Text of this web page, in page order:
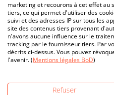
marketing et recourons à cet effet au
tiers, ce qui permet d'utiliser des
suivi et des adresses IP sur tous les
site des contenus tiers provenant
n'avons aucune influence sur le
tracking par le fournisseur tiers. Par
décrits ci-dessus. Vous pouvez
l'avenir. (Mentions légales BoD)
Refuser